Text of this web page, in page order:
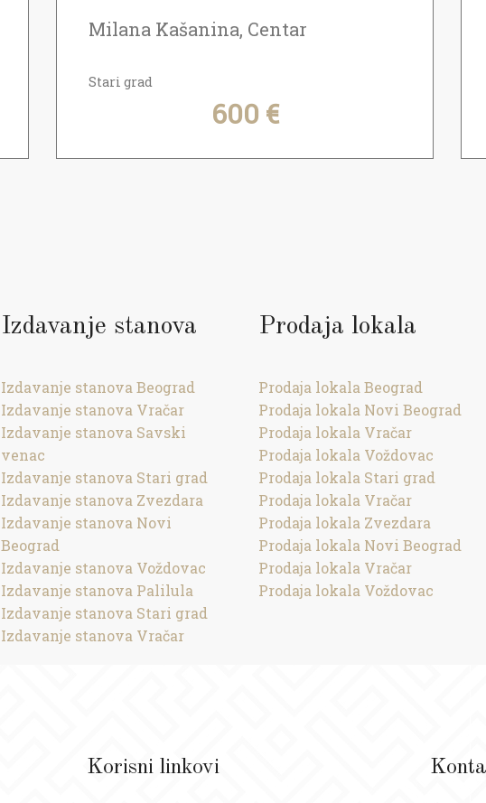
Milana Kašanina, Centar
Stari grad
600 €
Izdavanje stanova
Izdavanje stanova Beograd
Izdavanje stanova Vračar
Izdavanje stanova Savski
venac
Izdavanje stanova Stari grad
Izdavanje stanova Zvezdara
Izdavanje stanova Novi
Beograd
Izdavanje stanova Voždovac
Izdavanje stanova Palilula
Izdavanje stanova Stari grad
Izdavanje stanova Vračar
Prodaja lokala
Prodaja lokala Beograd
Prodaja lokala Novi Beograd
Prodaja lokala Vračar
Prodaja lokala Voždovac
Prodaja lokala Stari grad
Prodaja lokala Vračar
Prodaja lokala Zvezdara
Prodaja lokala Novi Beograd
Prodaja lokala Vračar
Prodaja lokala Voždovac
Korisni linkovi